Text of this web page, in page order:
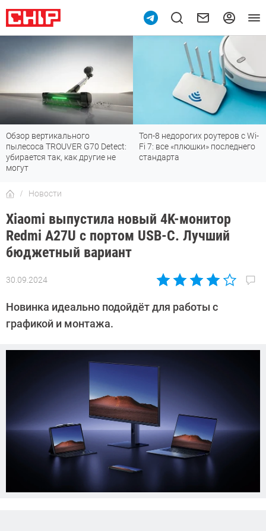
Обзор вертикального
пылесоса TROUVER G70 Detect:
убирается так, как другие не
могут
Топ-8 недорогих роутеров с Wi-
Fi 7: все «плюшки» последнего
стандарта
Новости
Xiaomi выпустила новый 4K-монитор
Redmi A27U с портом USB-C. Лучший
бюджетный вариант
30.09.2024
Автор:
Довлатова
Новинка идеально подойдёт для работы с
графикой и монтажа.